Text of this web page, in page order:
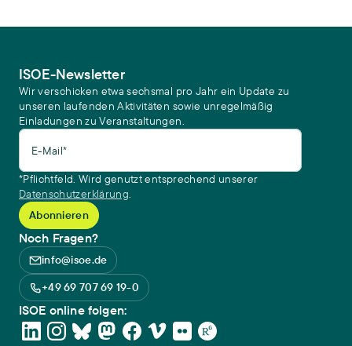
ISOE-Newsletter
Wir verschicken etwa sechsmal pro Jahr ein Update zu
unseren laufenden Aktivitäten sowie unregelmäßig
Einladungen zu Veranstaltungen.
E-Mail*
*Pflichtfeld. Wird genutzt entsprechend unserer
Datenschutzerklärung.
Noch Fragen?
info@isoe.de
+49 69 707 69 19-0
ISOE online folgen: